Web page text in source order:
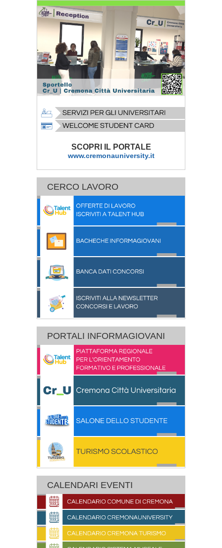
SCOPRI IL PORTALE
www.cremonauniversity.it
CERCO LAVORO
PORTALI INFORMAGIOVANI
CALENDARI EVENTI